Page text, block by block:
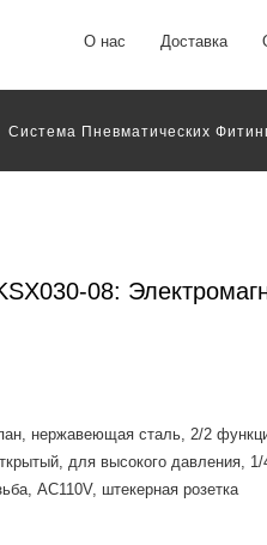
О нас Доставка
Система Пневматических
08:
нержавеющая сталь, 2/2
для высокого давления,
AC110V, штекерная розетка